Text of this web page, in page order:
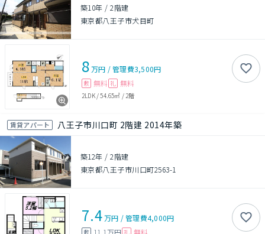
築10年 /2階建
東京都八王子市犬目町
8万円 /管理費3,500円
敷 無料 礼 無料
2LDK/54.65㎡ / 2階
賃貸アパート 八王子市川口町 2階建 2014年築
築12年 /2階建
東京都八王子市川口町2563-1
7.4万円 /管理費4,000円
敷 11.1万円 礼 無料